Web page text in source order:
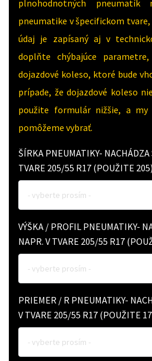
plnohodnotných pneumatík
pneumatike v špecifickom tvare,
údaj je zapísaný aj v
doplňte chýbajúce
dojazdové koleso, ktoré bude
prípade, že dojazdové koleso
použite formulár nižšie, a
pomôžeme vybrať.
ŠÍRKA PNEUMATIKY- NACHÁDZA
TVARE 205/55 R17 (POUŽITE 205)
- vyberte prosím -
VÝŠKA / PROFIL PNEUMATIKY-
NAPR. V TVARE 205/55 R17
- vyberte prosím -
PRIEMER / R PNEUMATIKY-
V TVARE 205/55 R17 (POUŽITE
- vyberte prosím -